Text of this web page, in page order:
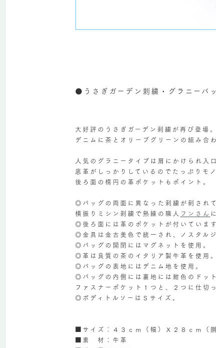
●うさぎガーデン刺繍・グラニーバ
大好評のうさぎガーデン刺繍が再び登場。
デニムに茶とオリーブグリーンの組み合
人気のグラニータイプは肩にかけられ入
底革がしっかりしているのでたっぷりモノ
後ろ面の楕円の革ポケットもポイント。
◎バッグの両面に異なった刺繍が刺されて
横振りミシン刺繍で熟練の職人 フンさん
◎後ろ面には革のポケットが付いていま
◎金具は金古美色で統一され、ノスタル
◎バッグの開閉にはマグネットを使用。
◎革は良質の茶のイタリア製牛革を使用。
◎バッグの表地にはデニム地を使用。
◎バッグの内側には裏地には紺色のドッ
ファスナーポケット１つと、２つに仕切
◎ボディトルソーはＳサイズ。
■サイズ：４３ｃｍ（幅）Ｘ２８ｃｍ（胴
■素 材：牛革